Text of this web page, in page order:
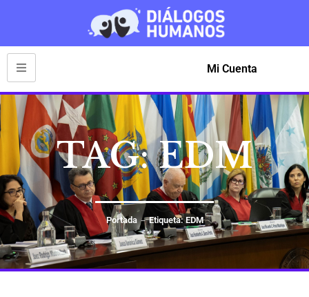
Mi Cuenta
TAG: EDM
Portada Etiqueta: EDM